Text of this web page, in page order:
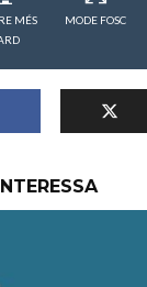
MÉS
MODE FOSC